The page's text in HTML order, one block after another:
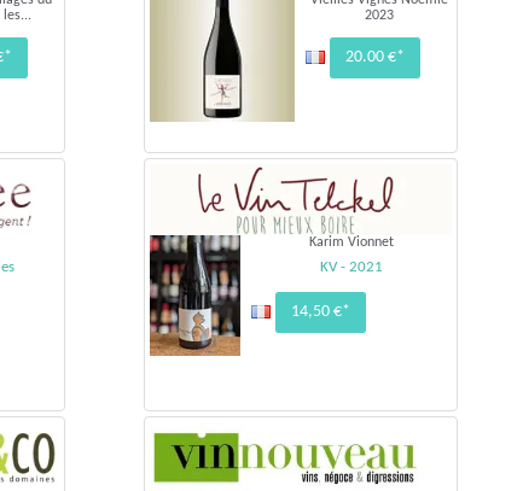
les...
2023
20.00 €*
Karim Vionnet
KV - 2021
14,50 €*